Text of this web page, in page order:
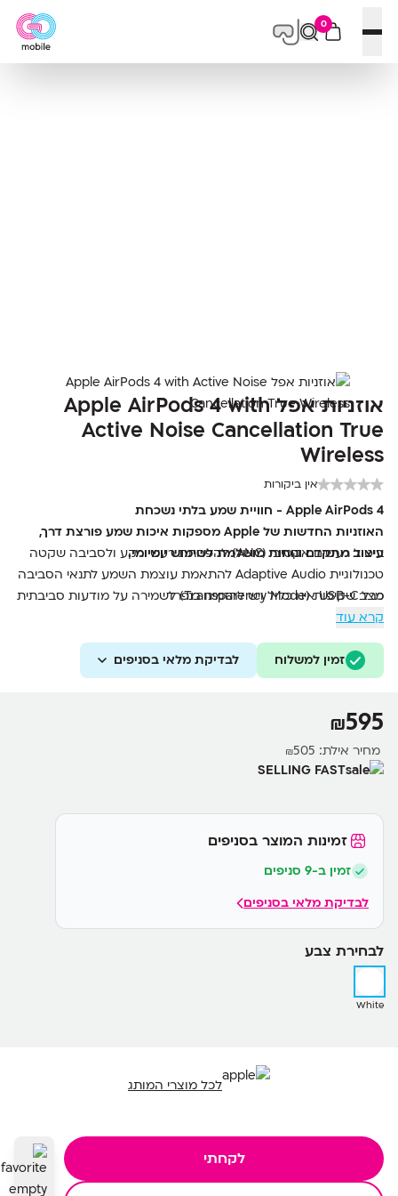
פתח תפריט
0
אוזניות אפל Apple AirPods 4 with
Active Noise Cancellation True
Wireless
אין ביקורות
Apple AirPods 4 - חוויית שמע בלתי נשכחת
האוזניות החדשות של Apple מספקות איכות שמע פורצת דרך,
עיצוב מתקדם ונוחות מושלמת לשימוש יומיומי.
ביטול רעשים אקטיבי (ANC) להפחתת רעשי רקע ולסביבה שקטה
טכנולוגיית Adaptive Audio להתאמת עוצמת השמע לתנאי הסביבה
מצב שקיפות (Transparency Mode) לשמירה על מודעות סביבתית
בזמן האזנה
שבב H2 לאיכות שמע גבוהה וביצועים משופרים
Spatial Audio מותאם אישית לחוויית שמע היקפית עם מעקב תנועות
הראש
יומיומי
Find My
כבל USB-C אינו כלול ויש להזמינו בנפרד
קרא עוד
זמין למשלוח לבדיקת מלאי בסניפים
₪595
מחיר אילת: ₪505
SELLING FAST
זמינות המוצר בסניפים
זמין ב-9 סניפים
לבדיקת מלאי בסניפים
לבחירת צבע
White
לכל מוצרי המותג
לקחתי